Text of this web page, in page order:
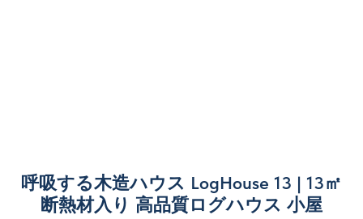
呼吸する木造ハウス LogHouse 13 | 13㎡
断熱材入り 高品質ログハウス 小屋